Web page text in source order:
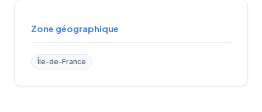
Zone géographique
Île-de-France